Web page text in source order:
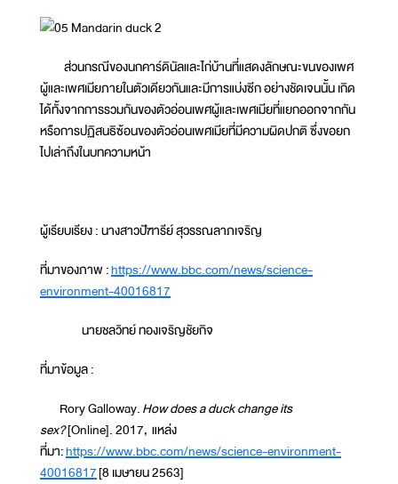
ส่วนกรณีของนกคาร์ดินัลและไก่บ้านที่แสดงลักษณะขนของเพศ
ผู้และเพศเมียภายในตัวเดียวกันและมีการแบ่งซีก อย่างชัดเจนนั้น เกิด
ได้ทั้งจากการรวมกันของตัวอ่อนเพศผู้และเพศเมียที่แยกออกจากกัน
หรือการปฏิสนธิซ้อนของตัวอ่อนเพศเมียที่มีความผิดปกติ ซึ่งขอยก
ไปเล่าถึงในบทความหน้า
ผู้เรียบเรียง : นางสาวปัฑารีย์ สุวรรณลาภเจริญ
ที่มาของภาพ :https://www.bbc.com/news/science-
environment-40016817
นายชลวิทย์ ทองเจริญชัยกิจ
ที่มาข้อมูล :
Rory Galloway.How does a duck change its
sex?[Online]. 2017, แหล่ง
ที่มา:https://www.bbc.com/news/science-environment-
40016817[8 เมษายน 2563]